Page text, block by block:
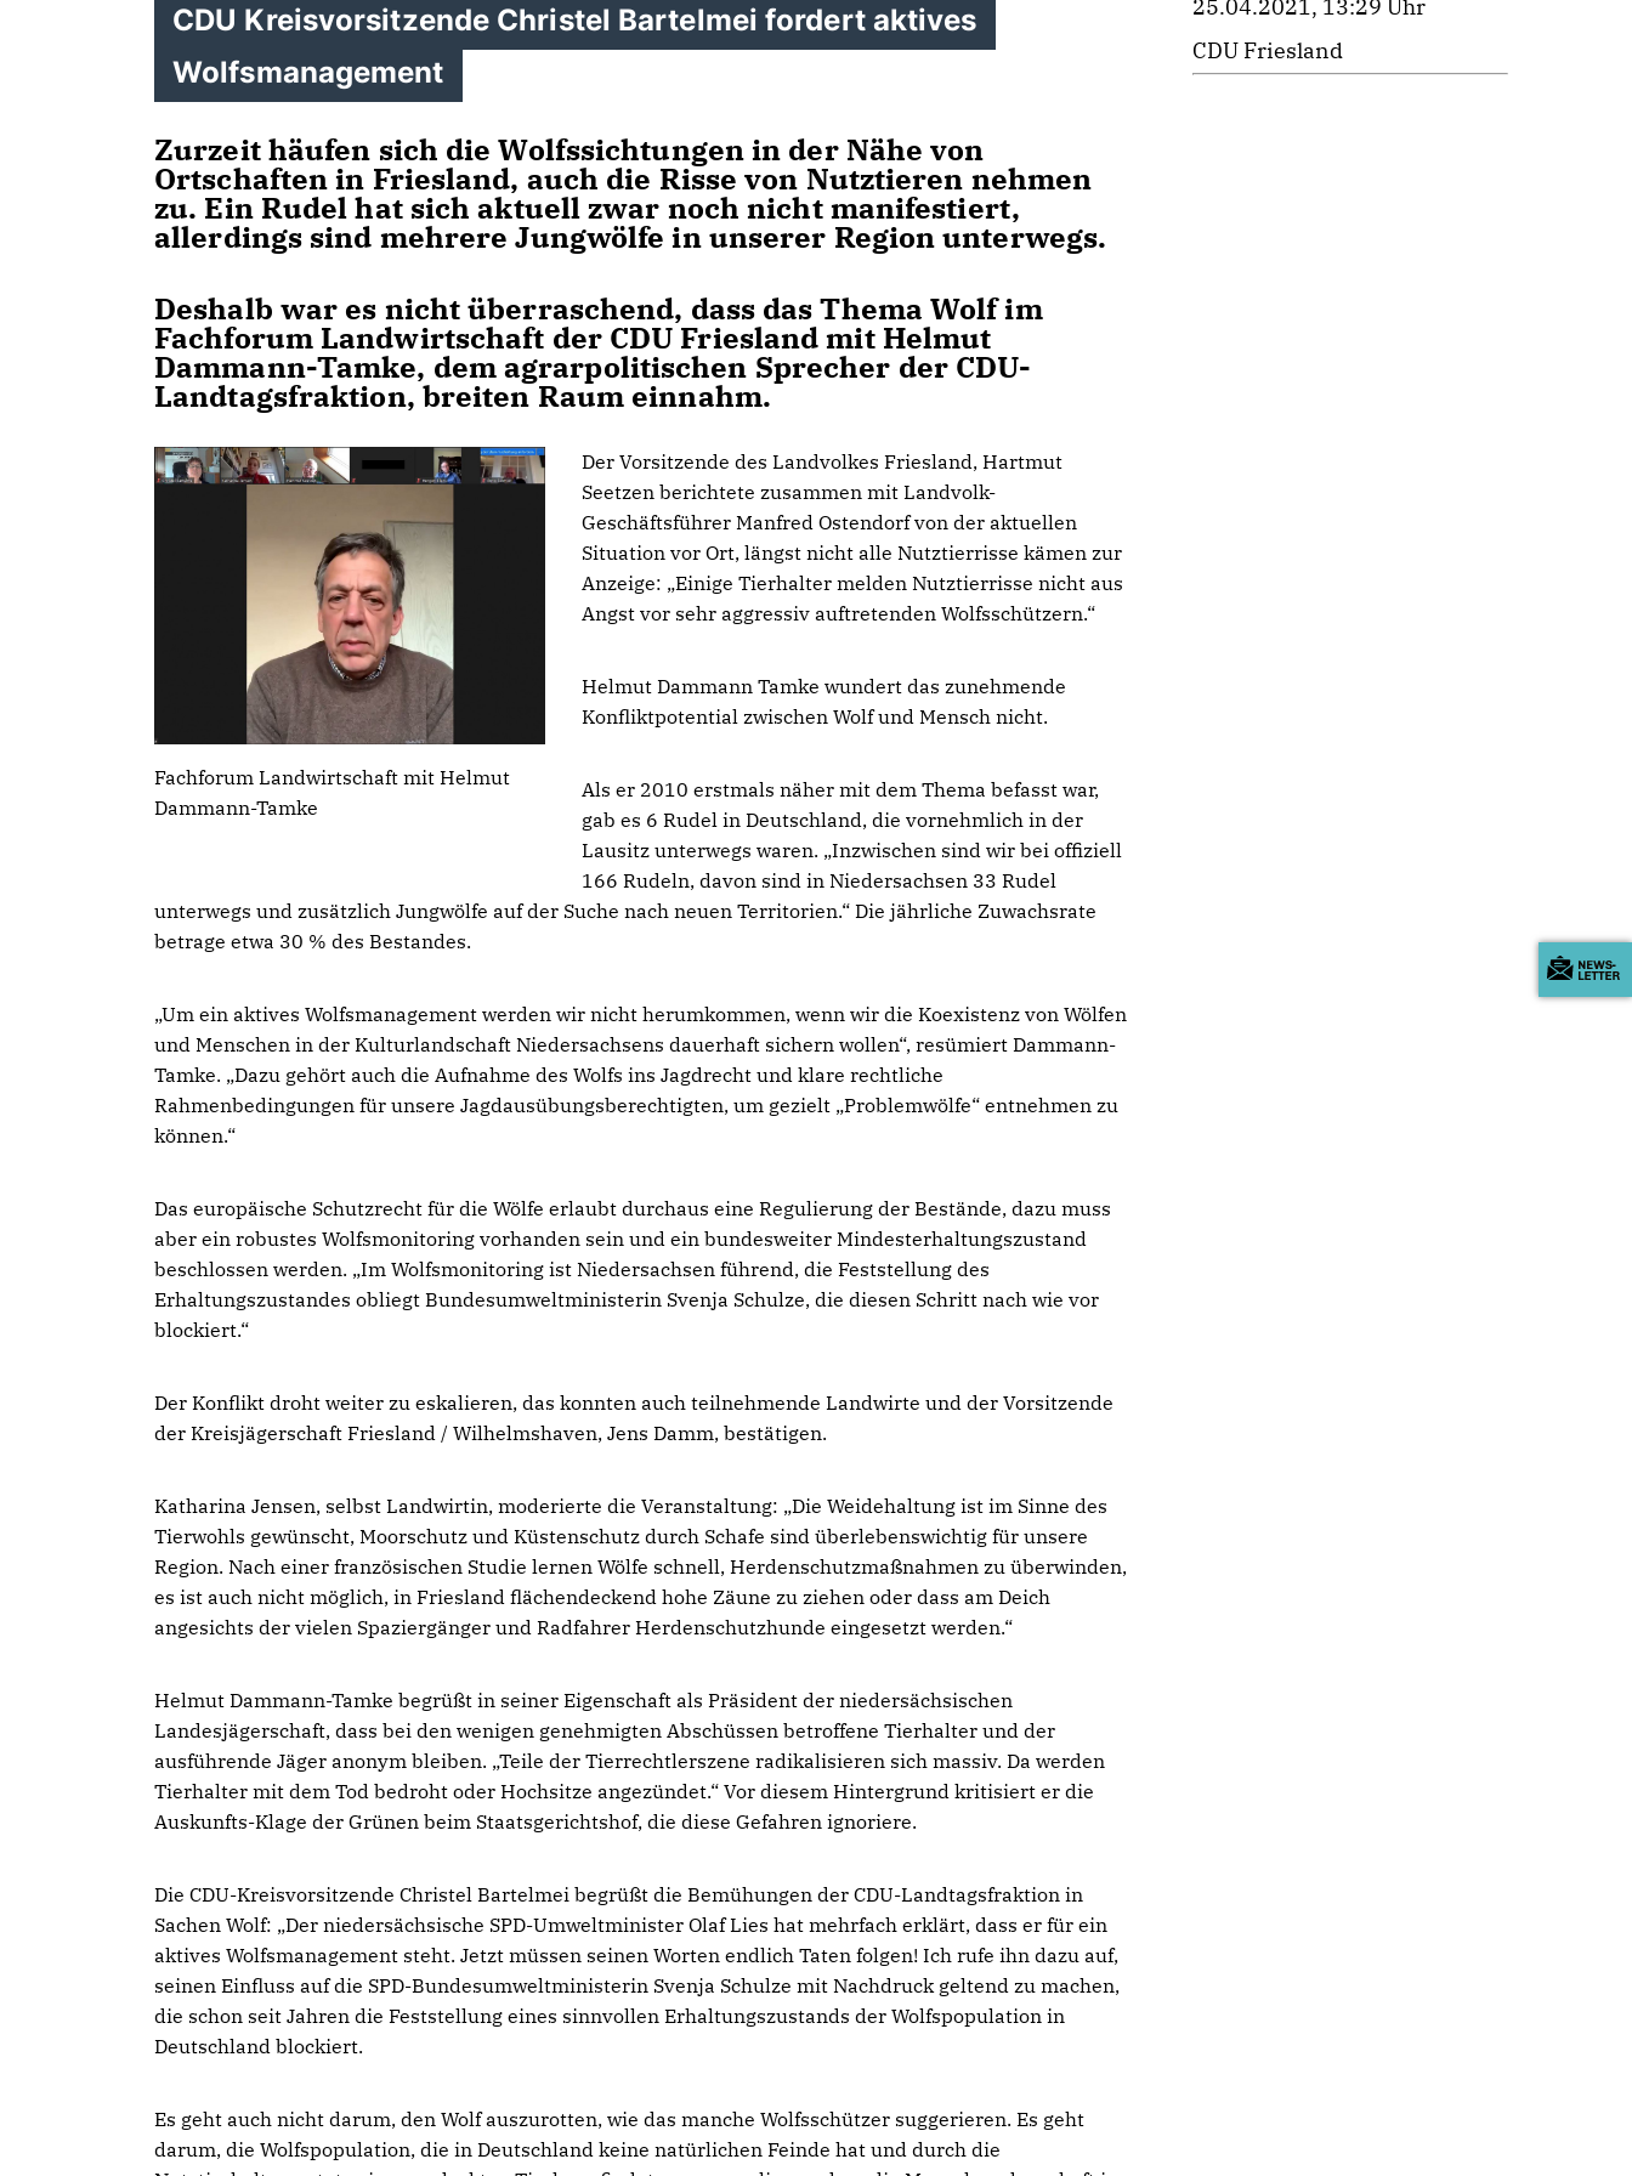
CDU Kreisvorsitzende Christel Bartelmei fordert aktives
Wolfsmanagement
Zurzeit häufen sich die Wolfssichtungen in der Nähe von
Ortschaften in Friesland, auch die Risse von Nutztieren nehmen
zu. Ein Rudel hat sich aktuell zwar noch nicht manifestiert,
allerdings sind mehrere Jungwölfe in unserer Region unterwegs.
Deshalb war es nicht überraschend, dass das Thema Wolf im
Fachforum Landwirtschaft der CDU Friesland mit Helmut
Dammann-Tamke, dem agrarpolitischen Sprecher der CDU-
Landtagsfraktion, breiten Raum einnahm.
Fachforum Landwirtschaft mit Helmut
Dammann-Tamke
Der Vorsitzende des Landvolkes Friesland, Hartmut
Seetzen berichtete zusammen mit Landvolk-
Geschäftsführer Manfred Ostendorf von der aktuellen
Situation vor Ort, längst nicht alle Nutztierrisse kämen zur
Anzeige: „Einige Tierhalter melden Nutztierrisse nicht aus
Angst vor sehr aggressiv auftretenden Wolfsschützern.“
Helmut Dammann Tamke wundert das zunehmende
Konfliktpotential zwischen Wolf und Mensch nicht.
Als er 2010 erstmals näher mit dem Thema befasst war,
gab es 6 Rudel in Deutschland, die vornehmlich in der
Lausitz unterwegs waren. „Inzwischen sind wir bei offiziell
166 Rudeln, davon sind in Niedersachsen 33 Rudel
unterwegs und zusätzlich Jungwölfe auf der Suche nach neuen Territorien.“ Die jährliche Zuwachsrate
betrage etwa 30 % des Bestandes.
Um ein aktives Wolfsmanagement werden wir nicht herumkommen, wenn wir die Koexistenz von Wölfen
und Menschen in der Kulturlandschaft Niedersachsens dauerhaft sichern wollen“, resümiert Dammann-
Tamke. „Dazu gehört auch die Aufnahme des Wolfs ins Jagdrecht und klare rechtliche
Rahmenbedingungen für unsere Jagdausübungsberechtigten, um gezielt „Problemwölfe“ entnehmen zu
können.“
Das europäische Schutzrecht für die Wölfe erlaubt durchaus eine Regulierung der Bestände, dazu muss
aber ein robustes Wolfsmonitoring vorhanden sein und ein bundesweiter Mindesterhaltungszustand
beschlossen werden. „Im Wolfsmonitoring ist Niedersachsen führend, die Feststellung des
Erhaltungszustandes obliegt Bundesumweltministerin Svenja Schulze, die diesen Schritt nach wie vor
blockiert.“
Der Konflikt droht weiter zu eskalieren, das konnten auch teilnehmende Landwirte und der Vorsitzende
der Kreisjägerschaft Friesland / Wilhelmshaven, Jens Damm, bestätigen.
Katharina Jensen, selbst Landwirtin, moderierte die Veranstaltung: „Die Weidehaltung ist im Sinne des
Tierwohls gewünscht, Moorschutz und Küstenschutz durch Schafe sind überlebenswichtig für unsere
Region. Nach einer französischen Studie lernen Wölfe schnell, Herdenschutzmaßnahmen zu überwinden,
es ist auch nicht möglich, in Friesland flächendeckend hohe Zäune zu ziehen oder dass am Deich
angesichts der vielen Spaziergänger und Radfahrer Herdenschutzhunde eingesetzt werden.“
Helmut Dammann-Tamke begrüßt in seiner Eigenschaft als Präsident der niedersächsischen
Landesjägerschaft, dass bei den wenigen genehmigten Abschüssen betroffene Tierhalter und der
ausführende Jäger anonym bleiben. „Teile der Tierrechtlerszene radikalisieren sich massiv. Da werden
Tierhalter mit dem Tod bedroht oder Hochsitze angezündet.“ Vor diesem Hintergrund kritisiert er die
Auskunfts-Klage der Grünen beim Staatsgerichtshof, die diese Gefahren ignoriere.
Die CDU-Kreisvorsitzende Christel Bartelmei begrüßt die Bemühungen der CDU-Landtagsfraktion in
Sachen Wolf: „Der niedersächsische SPD-Umweltminister Olaf Lies hat mehrfach erklärt, dass er für ein
aktives Wolfsmanagement steht. Jetzt müssen seinen Worten endlich Taten folgen! Ich rufe ihn dazu auf,
seinen Einfluss auf die SPD-Bundesumweltministerin Svenja Schulze mit Nachdruck geltend zu machen,
die schon seit Jahren die Feststellung eines sinnvollen Erhaltungszustands der Wolfspopulation in
Deutschland blockiert.
Es geht auch nicht darum, den Wolf auszurotten, wie das manche Wolfsschützer suggerieren. Es geht
darum, die Wolfspopulation, die in Deutschland keine natürlichen Feinde hat und durch die
25.04.2021, 13:29 Uhr
CDU Friesland